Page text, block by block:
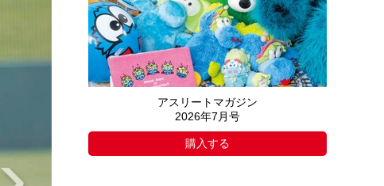
アスリートマガジン
2026年7月号
購入する